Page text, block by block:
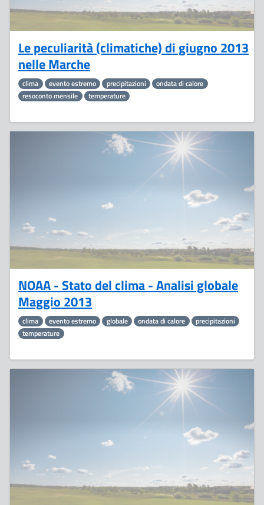
Le peculiarità (climatiche) di giugno 2013
nelle Marche
clima evento estremo precipitazioni
ondata di calore
resoconto mensile
temperature
NOAA - Stato del clima - Analisi globale
Maggio 2013
clima evento estremo globale ondata di calore
precipitazioni
temperature